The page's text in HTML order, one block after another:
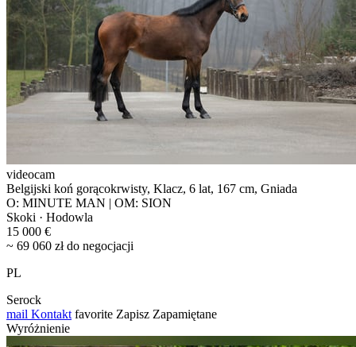
videocam
Belgijski koń gorącokrwisty, Klacz, 6 lat, 167 cm, Gniada
O: MINUTE MAN | OM: SION
Skoki · Hodowla
15 000 €
~ 69 060 zł do negocjacji
PL
Serock
mail Kontakt favorite Zapisz Zapamiętane
Wyróżnienie